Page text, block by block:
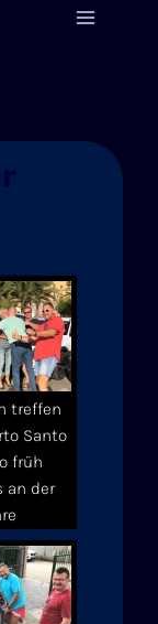
treffen
Santo
früh
an der